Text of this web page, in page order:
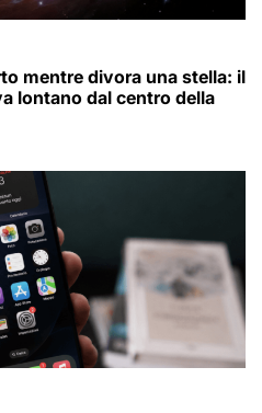
mentre divora una stella: il
lontano dal centro della